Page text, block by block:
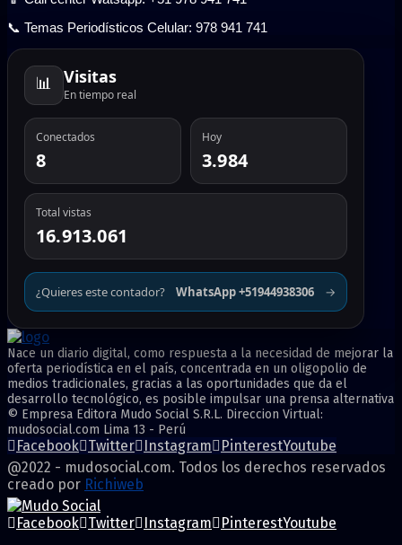
📞 Temas Periodísticos Celular: 978 941 741
📊 Visitas
En tiempo real
Conectados
8
Hoy
3.984
Total vistas
16.913.061
¿Quieres este contador? WhatsApp +51944938306 →
Nace un diario digital, como respuesta a la necesidad de mejorar la
oferta periodística en el país, concentrada en un oligopolio de
medios tradicionales, gracias a las oportunidades que da el
desarrollo tecnológico, es posible impulsar una prensa alternativa
© Empresa Editora Mudo Social S.R.L. Direccion Virtual:
mudosocial.com Lima 13 - Perú
Facebook Twitter Instagram PinterestYoutube
@2022 - mudosocial.com. Todos los derechos reservados
creado por Richiweb
Facebook Twitter Instagram PinterestYoutube